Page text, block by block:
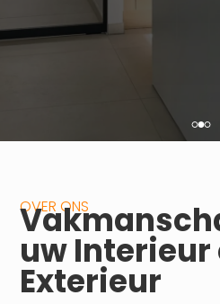
OVER ONS
uw Interieur
Exterieur